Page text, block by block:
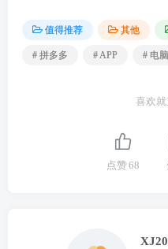
值得推荐 其他
# 拼多多 # APP # 电
喜欢
点赞68